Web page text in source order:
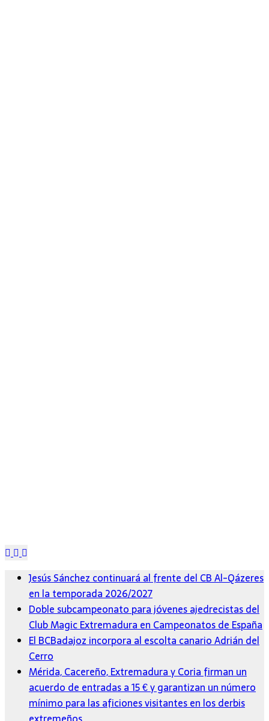
Jesús Sánchez continuará al frente del CB Al-Qázeres
en la temporada 2026/2027
Doble subcampeonato para jóvenes ajedrecistas del
Club Magic Extremadura en Campeonatos de España
El BCBadajoz incorpora al escolta canario Adrián del
Cerro
Mérida, Cacereño, Extremadura y Coria firman un
acuerdo de entradas a 15 € y garantizan un número
mínimo para las aficiones visitantes en los derbis